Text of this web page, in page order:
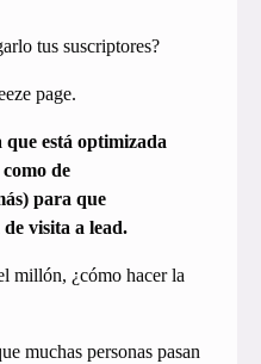
tus suscriptores?
page.
está optimizada
de
para que
visita a lead.
millón, ¿cómo hacer la
muchas personas pasan